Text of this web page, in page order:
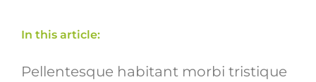
In this article:
Pellentesque habitant morbi tristique